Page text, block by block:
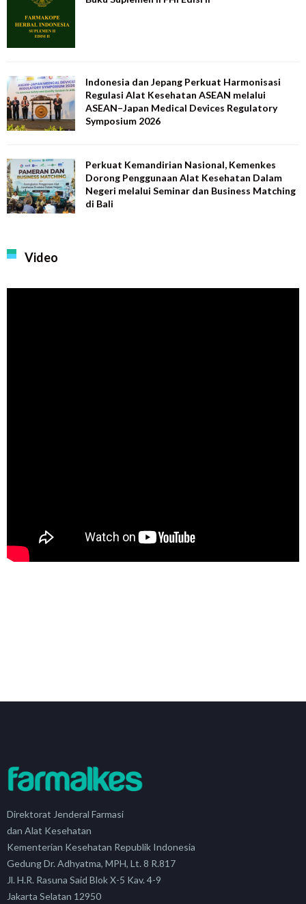
Indonesia dan Jepang Perkuat Harmonisasi
Regulasi Alat Kesehatan ASEAN melalui
ASEAN–Japan Medical Devices Regulatory
Symposium 2026
Perkuat Kemandirian Nasional, Kemenkes
Dorong Penggunaan Alat Kesehatan Dalam
Negeri melalui Seminar dan Business Matching
di Bali
Video
Direktorat Jenderal Farmasi
dan Alat Kesehatan
Kementerian Kesehatan Republik Indonesia
Gedung Dr. Adhyatma, MPH, Lt. 8 R.817
Jl. H.R. Rasuna Said Blok X-5 Kav. 4-9
Jakarta Selatan 12950